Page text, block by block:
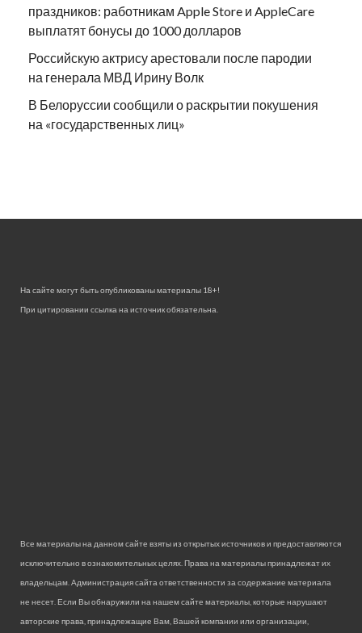
праздников: работникам Apple Store и AppleCare
выплатят бонусы до 1000 долларов
Российскую актрису арестовали после пародии
на генерала МВД Ирину Волк
В Белоруссии сообщили о раскрытии покушения
на «государственных лиц»
На сайте могут быть опубликованы материалы 18+!
При цитировании ссылка на источник обязательна.
Все материалы на данном сайте взяты из открытых источников и предоставляются
исключительно в ознакомительных целях. Права на материалы принадлежат их
владельцам. Администрация сайта ответственности за содержание материала
не несет. Если Вы обнаружили на нашем сайте материалы, которые нарушают
авторские права, принадлежащие Вам, Вашей компании или организации,